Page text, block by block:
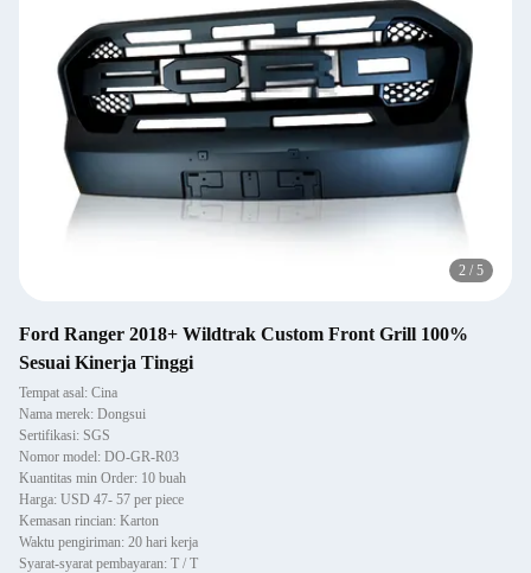
2 / 5
Ford Ranger 2018+ Wildtrak Custom Front Grill 100%
Sesuai Kinerja Tinggi
Tempat asal: Cina
Nama merek: Dongsui
Sertifikasi: SGS
Nomor model: DO-GR-R03
Kuantitas min Order: 10 buah
Harga: USD 47- 57 per piece
Kemasan rincian: Karton
Waktu pengiriman: 20 hari kerja
Syarat-syarat pembayaran: T / T